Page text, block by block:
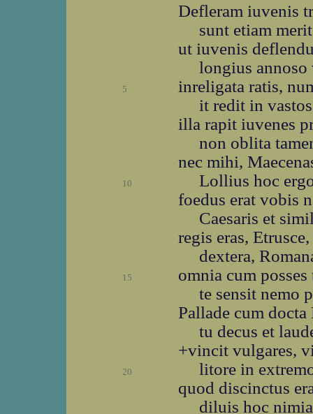
Defleram iuvenis
sunt etiam
ut iuvenis
longius
5
inreligata ratis,
it redit in
illa rapit iuvenes
non oblita
nec mihi,
10
Lollius hoc
foedus erat vobis
Caesaris et
regis eras,
dextera,
15
omnia cum
te sensit nemo
Pallade cum docta
tu decus et
+vincit vulgares,
20
litore in
quod discinctus
diluis hoc